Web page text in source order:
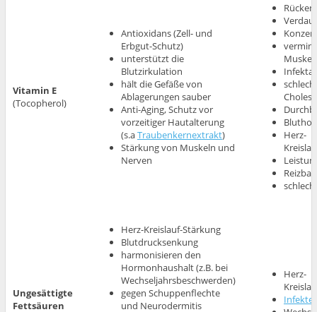
Vitamin E
(Tocopherol)
Antioxidans (Zell- und
Erbgut-Schutz)
unterstützt die
Blutzirkulation
hält die Gefäße von
Ablagerungen sauber
Anti-Aging, Schutz vor
vorzeitiger Hautalterung
(s.aTraubenkernextrakt)
Stärkung von Muskeln und
Nerven
Herz-
Ungesättigte
Fettsäuren
Herz-Kreislauf-Stärkung
Blutdrucksenkung
harmonisieren den
Hormonhaushalt (z.B. bei
Wechseljahrsbeschwerden)
gegen Schuppenflechte
und Neurodermitis
Herz-
Infekte